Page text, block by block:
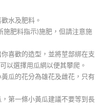
水及肥料。
施肥料指示)施肥，但請注意施
喜歡的造型，並將莖部綁在支
以選擇用瓜網以便其攀爬。
瓜的花分為雄花及雌花，只有
第一條小黃瓜建議不要等到長